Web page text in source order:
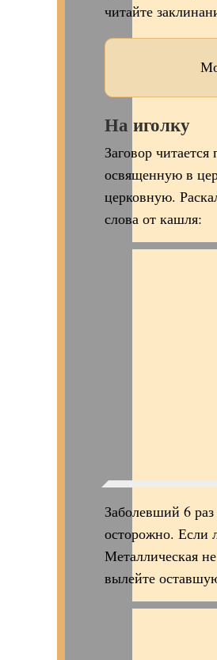
читайте
На иголку
Заговор
освященную в
церковную.
слова от кашля:
Заболевший 6
осторожно. Если
Металлическая
вылейте